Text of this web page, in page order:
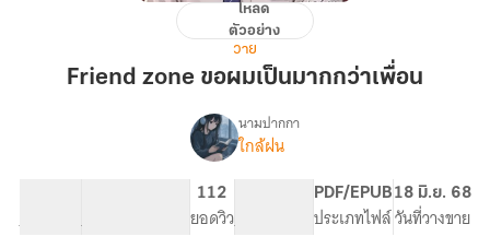
Friend
ขอ
มากกว่า
โหลด
ตัวอย่าง
วาย
Friend zone ขอผมเป็นมากกว่าเพื่อน
เรื่องFriend
นามปากกา
ใกล้ฝน
จำนวนคำ จำนวนหน้า (A5)
112
ยอดวิวระดับเนื้อหา
PDF/EPUB
ประเภทไฟล์
18 มิ.ย. 68
วันที่วางขาย